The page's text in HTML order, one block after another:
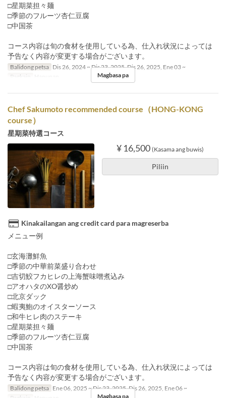
□星期菜担々麺
□季節のフルーツ杏仁豆腐
□中国茶
コース内容は旬の食材を使用している為、仕入れ状況によっては
予告なく内容が変更する場合がございます。
Balidong petsa Dis 26, 2024 ~ Dis 23, 2025, Dis 26, 2025, Ene 03 ~
Pagkain
Hapunan Magbasa pa
Chef Sakumoto recommended course（HONG-KONG
course）
星期菜特選コース
¥ 16,500 (Kasama ang buwis)
Piliin
Kinakailangan ang credit card para magreserba
メニュー例
□玄海灘鮮魚
□季節の中華前菜盛り合わせ
□吉切鮫フカヒレの上海蟹味噌煮込み
□アオハタのXO醤炒め
□北京ダック
□蝦夷鮑のオイスターソース
□和牛ヒレ肉のステーキ
□星期菜担々麺
□季節のフルーツ杏仁豆腐
□中国茶
コース内容は旬の食材を使用している為、仕入れ状況によっては
予告なく内容が変更する場合がございます。
Balidong petsa Ene 06, 2025 ~ Dis 23, 2025, Dis 26, 2025, Ene 06 ~
Magbasa pa